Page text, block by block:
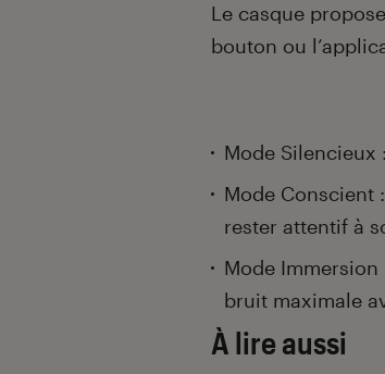
Le casque
bouton ou
Mode Silencieux
Mode Conscient
rester attentif à
Mode
bruit maximale
À lire aussi